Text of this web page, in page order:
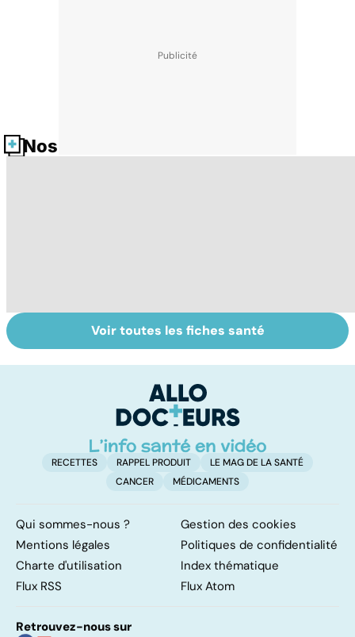
Nos fiches santé
Comprendre les
myopathies
Maladies rares : la
maladie dans les
Voir toutes les fiches santé
RECETTES RAPPEL PRODUIT
LE MAG DE LA SANTÉ
CANCER
MÉDICAMENTS
Qui sommes-nous ?
Gestion des cookies
Mentions légales
Politiques de confidentialité
Charte d'utilisation
Index thématique
Flux RSS
Flux Atom
Retrouvez-nous sur